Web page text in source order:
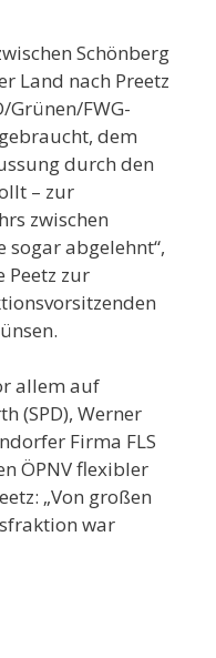
Schönberg
Land nach Preetz
Grünen/FWG-
dem
durch den
– zur
zwischen
sogar abgelehnt“,
Peetz zur
allem auf
(SPD), Werner
Firma FLS
ÖPNV flexibler
„Von großen
war